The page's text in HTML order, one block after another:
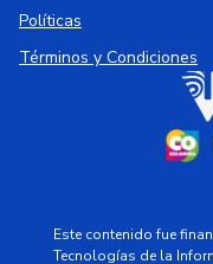
Políticas
Términos y Condiciones
Este contenido fue
Tecnologías de la